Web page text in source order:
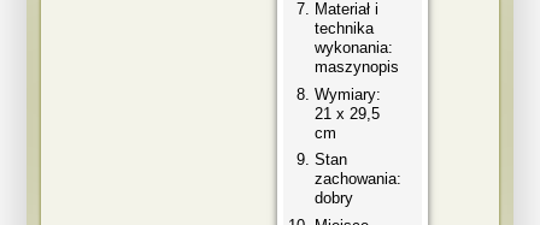
Materiał i
technika
wykonania:
maszynopis
Wymiary:
21 x 29,5
cm
Stan
zachowania:
dobry